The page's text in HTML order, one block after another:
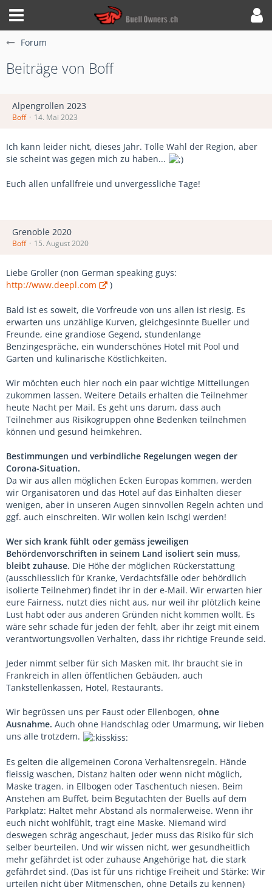
Forum
Beiträge von Boff
Alpengrollen 2023
Boff 14. Mai 2023
Ich kann leider nicht, dieses Jahr. Tolle Wahl der Region, aber
sie scheint was gegen mich zu haben...
Euch allen unfallfreie und unvergessliche Tage!
Grenoble 2020
Boff 15. August 2020
Liebe Groller (non German speaking guys:
http://www.deepl.com
)
Bald ist es soweit, die Vorfreude von uns allen ist riesig. Es
erwarten uns unzählige Kurven, gleichgesinnte Bueller und
Freunde, eine grandiose Gegend, stundenlange
Benzingespräche, ein wunderschönes Hotel mit Pool und
Garten und kulinarische Köstlichkeiten.
Wir möchten euch hier noch ein paar wichtige Mitteilungen
zukommen lassen. Weitere Details erhalten die Teilnehmer
heute Nacht per Mail. Es geht uns darum, dass auch
Teilnehmer aus Risikogruppen ohne Bedenken teilnehmen
können und gesund heimkehren.
Bestimmungen und verbindliche Regelungen wegen der
Corona-Situation.
Da wir aus allen möglichen Ecken Europas kommen, werden
wir Organisatoren und das Hotel auf das Einhalten dieser
wenigen, aber in unseren Augen sinnvollen Regeln achten und
ggf. auch einschreiten. Wir wollen kein Ischgl werden!
Wer sich krank fühlt oder gemäss jeweiligen
Behördenvorschriften in seinem Land isoliert sein muss,
bleibt zuhause. Die Höhe der möglichen Rückerstattung
(ausschliesslich für Kranke, Verdachtsfälle oder behördlich
isolierte Teilnehmer) findet ihr in der e-Mail. Wir erwarten hier
eure Fairness, nutzt dies nicht aus, nur weil ihr plötzlich keine
Lust habt oder aus anderen Gründen nicht kommen wollt. Es
wäre sehr schade für jeden der fehlt, aber ihr zeigt mit einem
verantwortungsvollen Verhalten, dass ihr richtige Freunde seid.
Jeder nimmt selber für sich Masken mit. Ihr braucht sie in
Frankreich in allen öffentlichen Gebäuden, auch
Tankstellenkassen, Hotel, Restaurants.
Wir begrüssen uns per Faust oder Ellenbogen, ohne
Ausnahme. Auch ohne Handschlag oder Umarmung, wir lieben
uns alle trotzdem.
Es gelten die allgemeinen Corona Verhaltensregeln. Hände
fleissig waschen, Distanz halten oder wenn nicht möglich,
Maske tragen. in Ellbogen oder Taschentuch niesen. Beim
Anstehen am Buffet, beim Begutachten der Buells auf dem
Parkplatz: Haltet mehr Abstand als normalerweise. Wenn ihr
euch nicht wohlfühlt, tragt eine Maske. Niemand wird
deswegen schräg angeschaut, jeder muss das Risiko für sich
selber beurteilen. Und wir wissen nicht, wer gesundheitlich
mehr gefährdet ist oder zuhause Angehörige hat, die stark
gefährdet sind. (Das ist für uns richtige Freiheit und Stärke: Wir
urteilen nicht über Mitmenschen, ohne Details zu kennen)